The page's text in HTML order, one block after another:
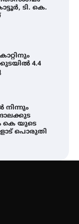
ടി. കെ.
4.4
നിന്നും
കെ യുടെ
പൊരുതി